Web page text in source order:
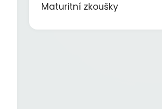
Maturitní zkoušky